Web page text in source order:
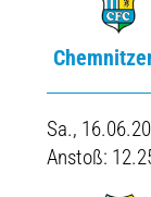
Sa.,
Anstoß: